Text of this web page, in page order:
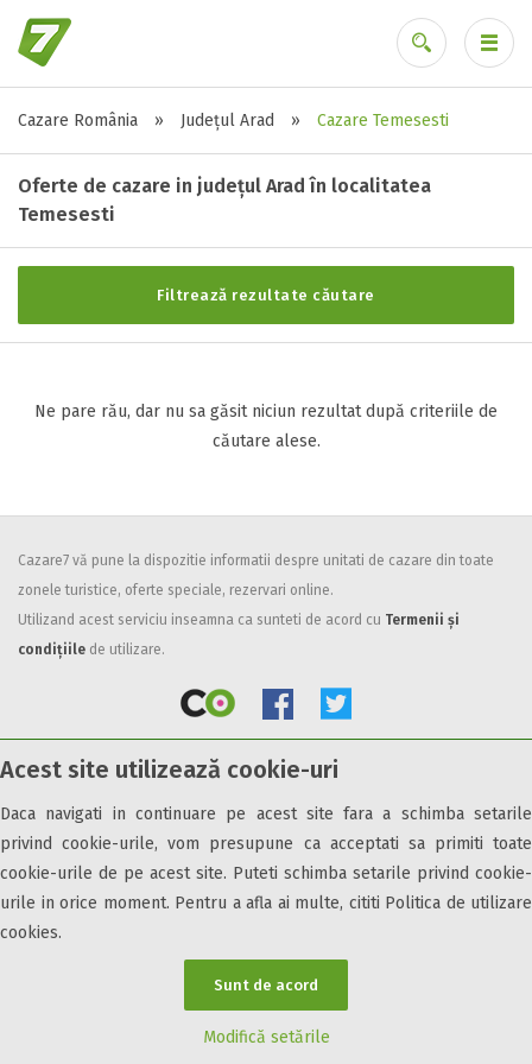
Acest site utilizează cookie-uri
Daca navigati in continuare pe acest site fara a schimba setarile
privind cookie-urile, vom presupune ca acceptati sa primiti toate
cookie-urile de pe acest site. Puteti schimba setarile privind cookie-
urile in orice moment. Pentru a afla ai multe, cititi Politica de utilizare
cookies.
Sunt de acord
Modifică setările
Cazare România » Județul Arad » Cazare Temesesti
Oferte de cazare in județul Arad în localitatea
Temesesti
Filtrează rezultate căutare
Stele / margarete
Neclasificat
1 stea / margareta
3 stele / margarete
4 stele / margarete
Selecteaza pretul
Facilități
Internet wireless
Parcare
All inclusive
Pensiune completa
Demipensiune
Mic dejun
Accepta animale
Accepta voucher vacanta
Acces persoane cu dizabilități
Ne pare rău, dar nu sa găsit niciun rezultat după criteriile de
căutare alese.
Cazare7 vă pune la dispozitie informatii despre unitati de cazare din toate
zonele turistice, oferte speciale, rezervari online.
Utilizand acest serviciu inseamna ca sunteti de acord cu Termenii și
condițiile de utilizare.
Obiective turistice Informații utile Parteneri Cazare7 Harta Cazare7